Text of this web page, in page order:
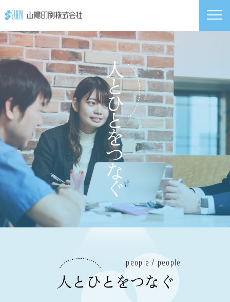
people / people
人とひとをつなぐ